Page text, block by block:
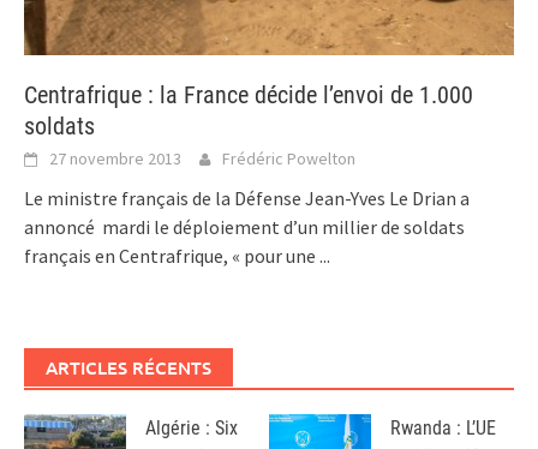
Centrafrique : la France décide l’envoi de 1.000
soldats
27 novembre 2013 Frédéric Powelton
Le ministre français de la Défense Jean-Yves Le Drian a
annoncé mardi le déploiement d’un millier de soldats
français en Centrafrique, « pour une ...
ARTICLES RÉCENTS
Algérie : Six
Rwanda : L’UE